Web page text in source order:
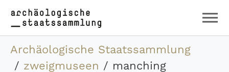
Zum Hauptinhalt springen
Skip to page footer
Sie sind hier:
Archäologische Staatssammlung
zweigmuseen
manching